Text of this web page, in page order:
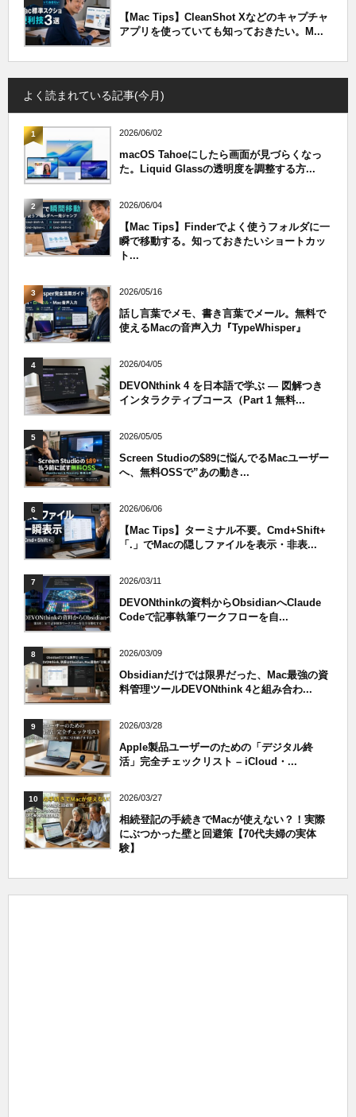
【Mac Tips】CleanShot Xなどのキャプチャ
アプリを使っていても知っておきたい。M...
よく読まれている記事(今月)
1 2026/06/02
macOS Tahoeにしたら画面が見づらくなっ
た。Liquid Glassの透明度を調整する方...
2 2026/06/04
【Mac Tips】Finderでよく使うフォルダに一
瞬で移動する。知っておきたいショートカッ
ト...
3 2026/05/16
話し言葉でメモ、書き言葉でメール。無料で
使えるMacの音声入力『TypeWhisper』
4 2026/04/05
DEVONthink 4 を日本語で学ぶ — 図解つき
インタラクティブコース（Part 1 無料...
5 2026/05/05
Screen Studioの$89に悩んでるMacユーザー
へ、無料OSSで”あの動き...
6 2026/06/06
【Mac Tips】ターミナル不要。Cmd+Shift+
「.」でMacの隠しファイルを表示・非表...
7 2026/03/11
DEVONthinkの資料からObsidianへClaude
Codeで記事執筆ワークフローを自...
8 2026/03/09
Obsidianだけでは限界だった、Mac最強の資
料管理ツールDEVONthink 4と組み合わ...
9 2026/03/28
Apple製品ユーザーのための「デジタル終
活」完全チェックリスト – iCloud・...
10 2026/03/27
相続登記の手続きでMacが使えない？！実際
にぶつかった壁と回避策【70代夫婦の実体
験】